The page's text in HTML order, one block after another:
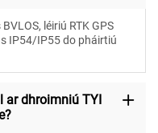
léiriú RTK GPS
IP54/IP55 do pháirtiú
dhroimniú TYI